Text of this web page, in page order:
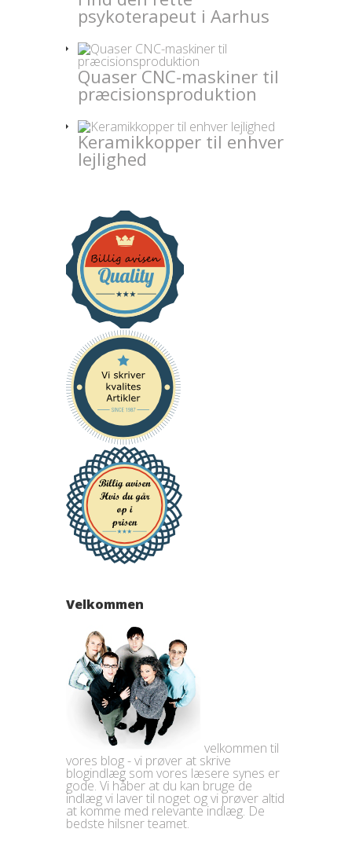
psykoterapeut i Aarhus
Quaser CNC-maskiner til
præcisionsproduktion
Keramikkopper til enhver
lejlighed
Velkommen
velkommen til
vores blog - vi prøver at skrive
blogindlæg som vores læsere synes er
gode. Vi håber at du kan bruge de
indlæg vi laver til noget og vi prøver altid
at komme med relevante indlæg. De
bedste hilsner teamet.